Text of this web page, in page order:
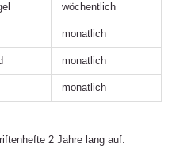
wöchentlich
monatlich
monatlich
monatlich
2 Jahre lang auf.